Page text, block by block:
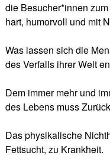
die Besucher*innen
hart, humorvoll und mit
Was lassen sich die
des Verfalls ihrer Welt
Dem immer mehr und
des Lebens muss
Das physikalische
Fettsucht, zu Krankheit.